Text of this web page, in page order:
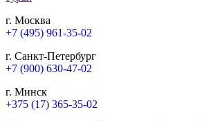
г. Москва
+7 (495) 961-35-02
г. Санкт-Петербург
+7 (900) 630-47-02
г. Минск
+375 (17) 365-35-02